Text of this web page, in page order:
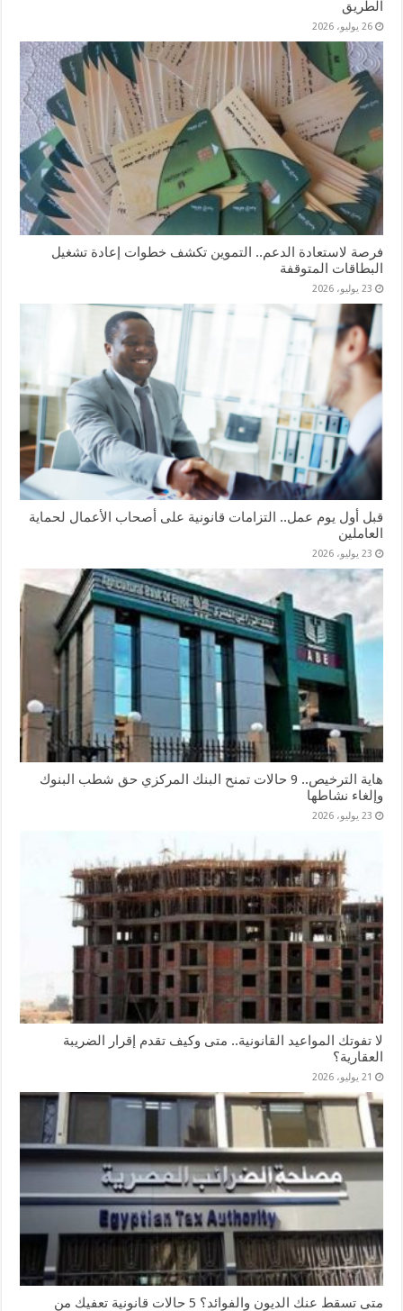
الطريق
26 يوليو، 2026
فرصة لاستعادة الدعم.. التموين تكشف خطوات إعادة تشغيل
البطاقات المتوقفة
23 يوليو، 2026
قبل أول يوم عمل.. التزامات قانونية على أصحاب الأعمال لحماية
العاملين
23 يوليو، 2026
هاية الترخيص.. 9 حالات تمنح البنك المركزي حق شطب البنوك
وإلغاء نشاطها
23 يوليو، 2026
لا تفوتك المواعيد القانونية.. متى وكيف تقدم إقرار الضريبة
العقارية؟
21 يوليو، 2026
متى تسقط عنك الديون والفوائد؟ 5 حالات قانونية تعفيك من